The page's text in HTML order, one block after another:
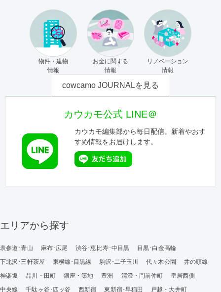
物件・建物
情報
お金に関する
情報
リノベーション
情報
cowcamo JOURNALを見る
カウカモ公式 LINE＠
カウカモ編集部から毎日配信。新着やおす
すめ情報をお届けします。
エリアから探す
表参道･青山 麻布･広尾 渋谷･恵比寿･中目黒
目黒･白金高輪
下北沢･三軒茶屋
東横線･目黒線 駒沢･二子玉川 代々木公園
井の頭線
神楽坂
品川・田町 銀座・築地 豊洲 清澄・門前仲町
皇居西側
中央線
千駄ヶ谷･四ッ谷 西新宿 東新宿･早稲田
戸越・大井町